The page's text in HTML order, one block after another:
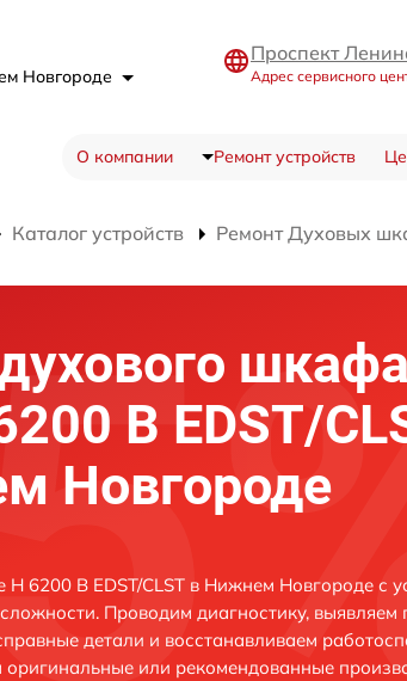
Новгороде
Проспект
Адрес сервисного
О компании Ремонт устройств
Каталог устройств Ремонт Духовых
шкафа
B EDST/
Новгороде
6200 B EDST/CLST в Нижнем Новгороде с
Проводим диагностику, выявляем
детали и восстанавливаем
оригинальные или рекомендованные